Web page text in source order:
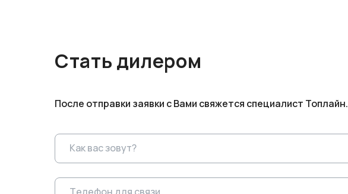
Стать дилером
После отправки заявки с Вами свяжется специалист Топлайн.